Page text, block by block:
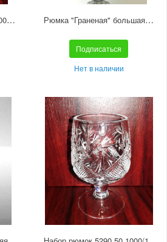
Набор рюмок 6874 150 1000/1 отводка золотом Рюмка "Граненая" большая С568
Подписаться
Нет в наличии